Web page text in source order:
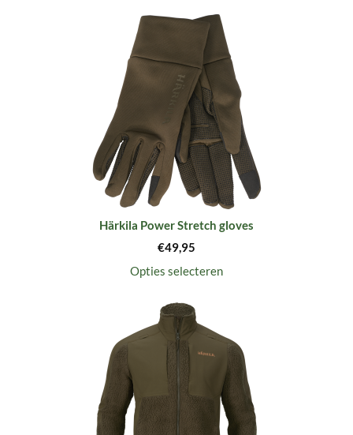
Härkila Power Stretch gloves
€49,95
Opties selecteren